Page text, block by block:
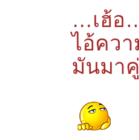
…เฮ้อ
ไอ้คว
มันมา